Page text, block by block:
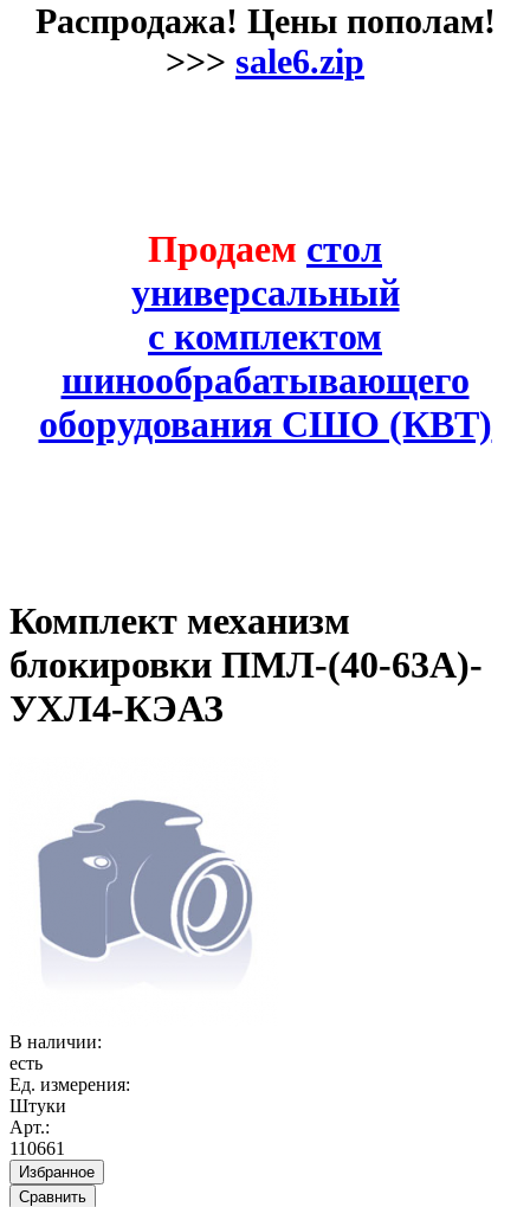
Распродажа! Цены пополам!
>>> sale6.zip
Продаем стол
универсальный
с комплектом
шинообрабатывающего
оборудования СШО (КВТ)
Комплект механизм
блокировки ПМЛ-(40-63А)-
УХЛ4-КЭАЗ
В наличии:
есть
Ед. измерения:
Штуки
Арт.:
110661
Избранное
Сравнить